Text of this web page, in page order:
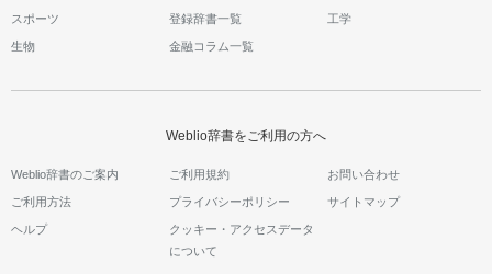
スポーツ 登録辞書一覧 工学
生物 金融コラム一覧
Weblio辞書をご利用の方へ
Weblio辞書のご案内 ご利用規約 お問い合わせ
ご利用方法 プライバシーポリシー サイトマップ
ヘルプ
クッキー・アクセスデータ
について